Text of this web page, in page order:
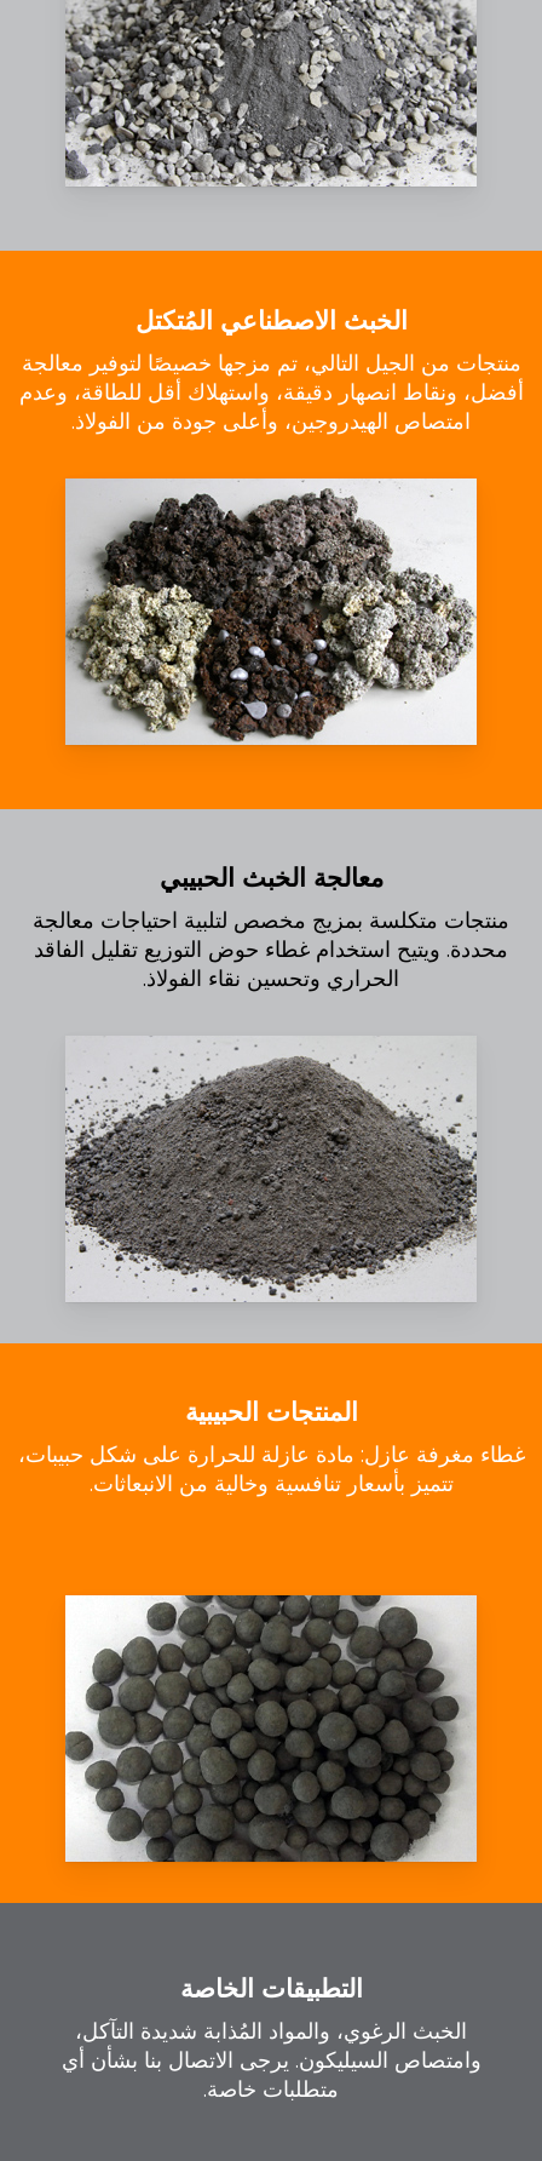
الخبث الاصطناعي المُتكتل
منتجات من الجيل التالي، تم مزجها خصيصًا لتوفير معالجة
أفضل، ونقاط انصهار دقيقة، واستهلاك أقل للطاقة، وعدم
امتصاص الهيدروجين، وأعلى جودة من الفولاذ.
معالجة الخبث الحبيبي
منتجات متكلسة بمزيج مخصص لتلبية احتياجات معالجة
محددة. ويتيح استخدام غطاء حوض التوزيع تقليل الفاقد
الحراري وتحسين نقاء الفولاذ.
المنتجات الحبيبية
غطاء مغرفة عازل: مادة عازلة للحرارة على شكل حبيبات،
تتميز بأسعار تنافسية وخالية من الانبعاثات.
التطبيقات الخاصة
الخبث الرغوي، والمواد المُذابة شديدة التآكل،
وامتصاص السيليكون. يرجى الاتصال بنا بشأن أي
متطلبات خاصة.